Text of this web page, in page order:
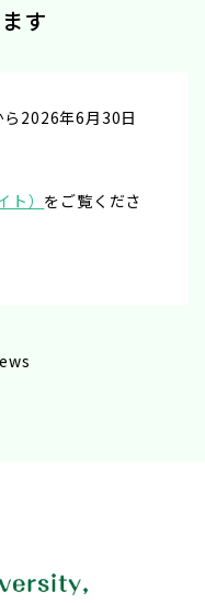
す
2026年6月30日
） をご覧くださ